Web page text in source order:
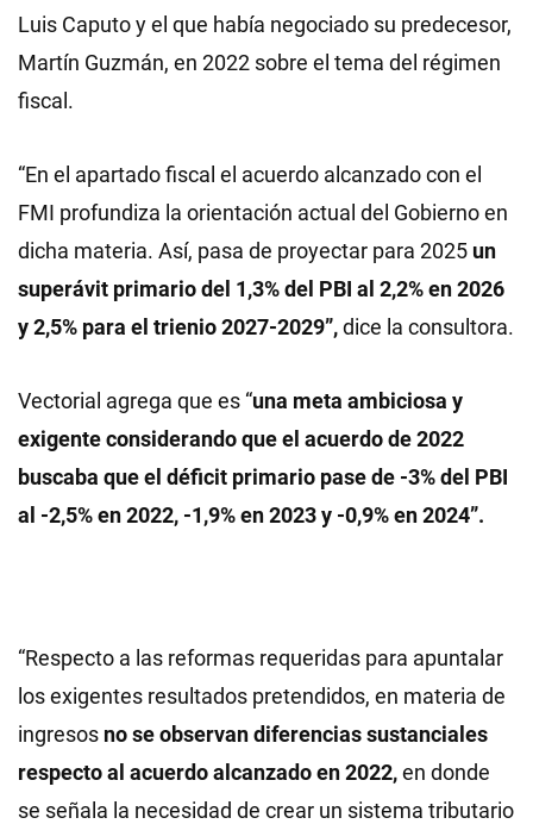
Luis Caputo y el que había negociado su predecesor,
Martín Guzmán, en 2022 sobre el tema del régimen
fiscal.
“En el apartado fiscal el acuerdo alcanzado con el
FMI profundiza la orientación actual del Gobierno en
dicha materia. Así, pasa de proyectar para 2025 un
superávit primario del 1,3% del PBI al 2,2% en 2026
y 2,5% para el trienio 2027-2029”,dice la consultora.
Vectorial agrega que es “una meta ambiciosa y
exigente considerando que el acuerdo de 2022
buscaba que el déficit primario pase de -3% del PBI
al -2,5% en 2022, -1,9% en 2023 y -0,9% en 2024”.
“Respecto a las reformas requeridas para apuntalar
los exigentes resultados pretendidos, en materia de
ingresos no se observan diferencias sustanciales
respecto al acuerdo alcanzado en 2022,en donde
se señala la necesidad de crear un sistema tributario